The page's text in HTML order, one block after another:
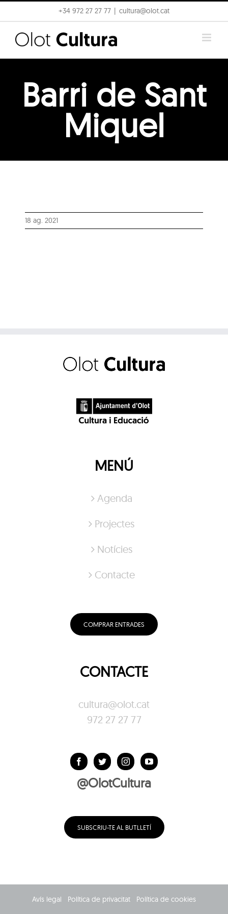
to
content
+34 972 27 27 77 cultura@olot.cat
Barri de Sant
Miquel
18 ag. 2021
MENÚ
Agenda
Projectes
Notícies
Contacte
COMPRAR ENTRADES
CONTACTE
cultura@olot.cat
972 27 27 77
@OlotCultura
SUBSCRIU-TE AL BUTLLETÍ
Avís legal Política de privacitat Política de cookies